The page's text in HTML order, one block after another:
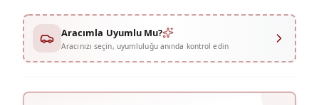
Aracımla Uyumlu Mu?
Aracınızı seçin, uyumluluğu anında kontrol edin